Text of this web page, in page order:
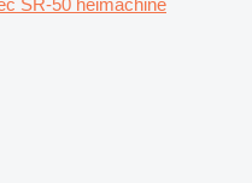
SR-50 heimachine